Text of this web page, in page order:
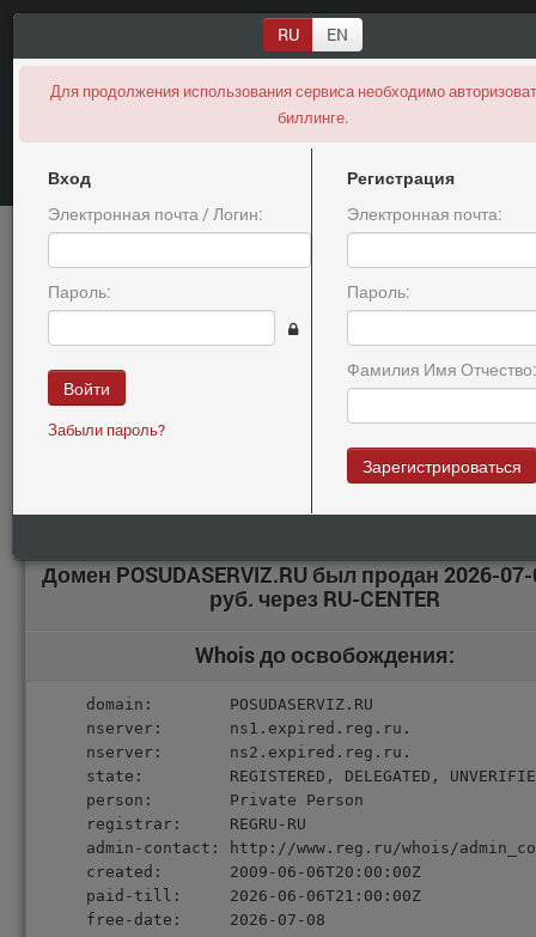
RU EN
Для продолжения использования сервиса необходимо
биллинге.
Вход
Электронная почта / Логин:
Пароль:
Войти
Забыли пароль?
Регистрация
Электронная почта:
Пароль:
Фамилия Имя Отчество:
Зарегистрироваться
Expired
Информация о продаже
POSUDASERVIZ.RU
Внимание, цена на домен была скрыта! Вы зашли на страницу с
другого сайта или ваша сессия истекла, пожалуйста вернитесь
Домен POSUDASERVIZ.RU был продан 2026-
руб. через RU-CENTER
Whois до освобождения:
domain:        POSUDASERVIZ.RU
nserver:       ns1.expired.reg.ru.
nserver:       ns2.expired.reg.ru.
state:         REGISTERED, DELEGATED,
person:        Private Person
registrar:     REGRU-RU
admin-contact: http://www.reg.ru/whois/
created:       2009-06-06T20:00:00Z
paid-till:     2026-06-06T21:00:00Z
free-date:     2026-07-08